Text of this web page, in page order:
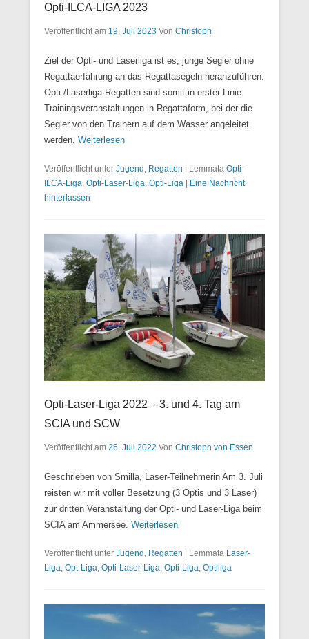
Opti-ILCA-LIGA 2023
Veröffentlicht am 19. Juli 2023 Von Christoph
Ziel der Opti- und Laserliga ist es, junge Segler ohne
Regattaerfahrung an das Regattasegeln heranzuführen.
Opti-/Laserliga-Regatten sind somit in erster Linie
Trainingsveranstaltungen in Regattaform, bei der die
Segler von den Trainern auf dem Wasser angeleitet
werden. Weiterlesen
Veröffentlicht unter Jugend, Regatten | Lemmata Opti-
ILCA-Liga, Opti-Laser-Liga, Opti-Liga | Eine Nachricht
hinterlassen
Opti-Laser-Liga 2022 – 3. und 4. Tag am
SCIA und SCW
Veröffentlicht am 26. Juli 2022 Von Christoph von Essen
Geschrieben von Smilla, Laser-Teilnehmerin Am 3. Juli
reisten wir mit voller Besetzung (3 Optis und 3 Laser)
zur dritten Veranstaltung der Opti- und Laser-Liga beim
SCIA am Ammersee. Weiterlesen
Veröffentlicht unter Jugend Regatten | Lemmata Laser-
Liga Opt-Liga Opti-Laser-Liga Opti-Liga Optiliga